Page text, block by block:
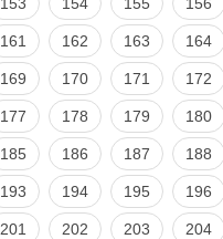
161 162 163 164
169 170 171 172
177 178 179 180
185 186 187 188
193 194 195 196
201 202 203 204